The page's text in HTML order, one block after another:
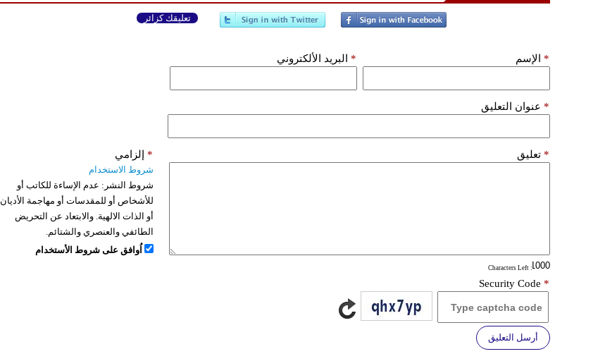
تعليقك كزائر
الإسم * البريد الألكتروني *
عنوان التعليق *
تعليق *
: Characters Left
إلزامي *
شروط الاستخدام
شروط النشر: عدم الإساءة للكاتب أو
للأشخاص أو للمقدسات أو مهاجمة الأديان
أو الذات الالهية. والابتعاد عن التحريض
الطائفي والعنصري والشتائم.
اُوافق على شروط الأستخدام
Security Code *
أرسل التعليق